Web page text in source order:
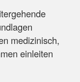
medizinisch,
einleiten